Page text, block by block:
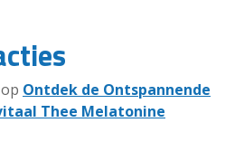
op Ontdek de Ontspannende
Thee Melatonine